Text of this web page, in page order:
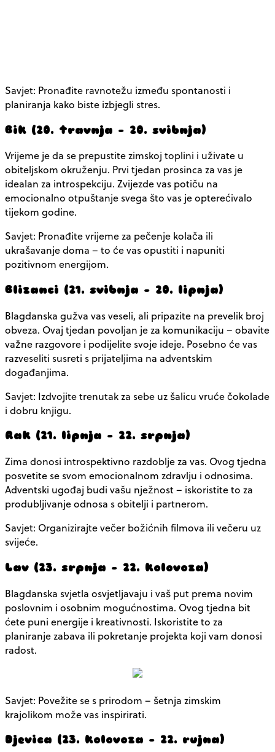
Savjet: Pronađite ravnotežu između spontanosti i
planiranja kako biste izbjegli stres.
Bik (20. travnja – 20. svibnja)
Vrijeme je da se prepustite zimskoj toplini i uživate u
obiteljskom okruženju. Prvi tjedan prosinca za vas je
idealan za introspekciju. Zvijezde vas potiču na
emocionalno otpuštanje svega što vas je opterećivalo
tijekom godine.
Savjet: Pronađite vrijeme za pečenje kolača ili
ukrašavanje doma – to će vas opustiti i napuniti
pozitivnom energijom.
Blizanci (21. svibnja – 20. lipnja)
Blagdanska gužva vas veseli, ali pripazite na prevelik broj
obveza. Ovaj tjedan povoljan je za komunikaciju – obavite
važne razgovore i podijelite svoje ideje. Posebno će vas
razveseliti susreti s prijateljima na adventskim
događanjima.
Savjet: Izdvojite trenutak za sebe uz šalicu vruće čokolade
i dobru knjigu.
Rak (21. lipnja – 22. srpnja)
Zima donosi introspektivno razdoblje za vas. Ovog tjedna
posvetite se svom emocionalnom zdravlju i odnosima.
Adventski ugođaj budi vašu nježnost – iskoristite to za
produbljivanje odnosa s obitelji i partnerom.
Savjet: Organizirajte večer božićnih filmova ili večeru uz
svijeće.
Lav (23. srpnja – 22. kolovoza)
Blagdanska svjetla osvjetljavaju i vaš put prema novim
poslovnim i osobnim mogućnostima. Ovog tjedna bit
ćete puni energije i kreativnosti. Iskoristite to za
planiranje zabava ili pokretanje projekta koji vam donosi
radost.
Savjet: Povežite se s prirodom – šetnja zimskim
krajolikom može vas inspirirati.
Djevica (23. kolovoza – 22. rujna)